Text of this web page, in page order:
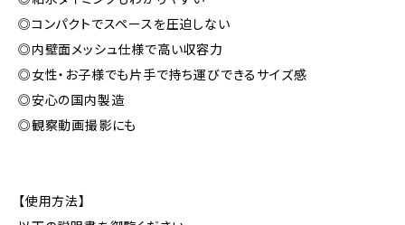
◎コンパクトでスペースを圧迫しない
◎内壁面メッシュ仕様で高い収容力
◎女性・お子様でも片手で持ち運びできるサイズ感
◎安心の国内製造
◎観察動画撮影にも
【使用方法】